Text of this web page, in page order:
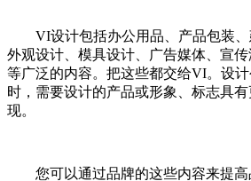
VI设计包括办公用品、产品包装、
外观设计、模具设计、广告媒体、宣
等广泛的内容。把这些都交给VI。设
时，需要设计的产品或形象、标志具
现。
您可以通过品牌的这些内容来提高